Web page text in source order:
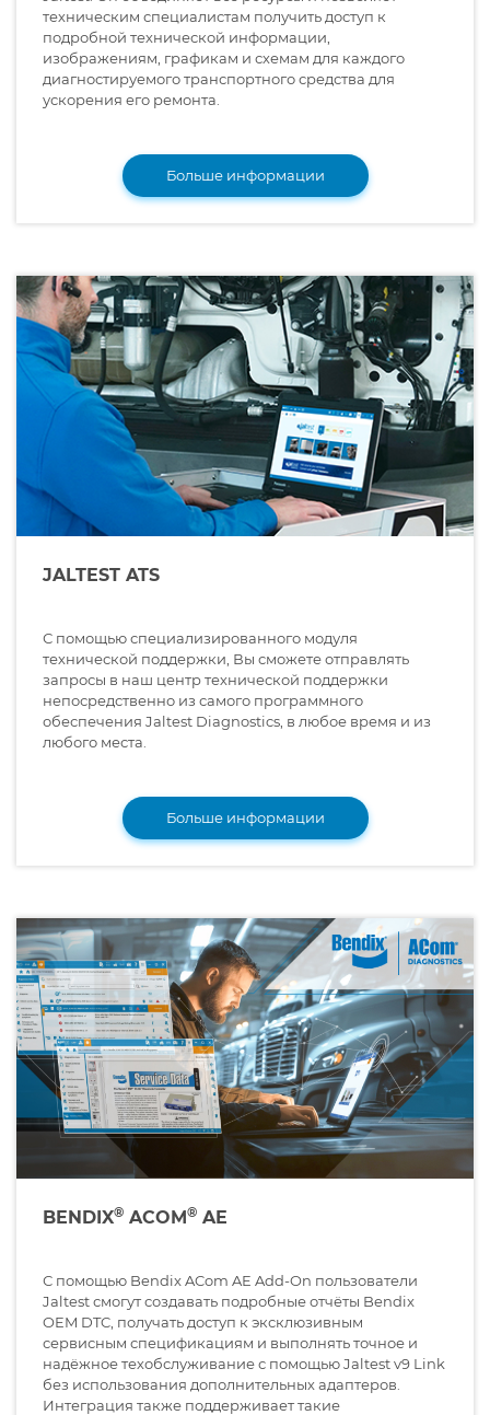
техническим специалистам получить доступ к
подробной технической информации,
изображениям, графикам и схемам для каждого
диагностируемого транспортного средства для
ускорения его ремонта.
Больше информации
JALTEST ATS
С помощью специализированного модуля
технической поддержки, Вы сможете отправлять
запросы в наш центр технической поддержки
непосредственно из самого программного
обеспечения Jaltest Diagnostics, в любое время и из
любого места.
Больше информации
BENDIX® ACOM® AE
С помощью Bendix ACom AE Add-On пользователи
Jaltest смогут создавать подробные отчёты Bendix
OEM DTC, получать доступ к эксклюзивным
сервисным спецификациям и выполнять точное и
надёжное техобслуживание с помощью Jaltest v9 Link
без использования дополнительных адаптеров.
Интеграция также поддерживает такие